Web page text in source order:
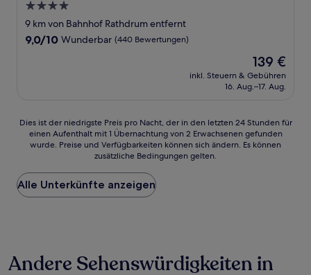
4.0-
Sterne-
Unterkunft
9 km von Bahnhof Rathdrum entfernt
9.0
9,0/10 Wunderbar (440 Bewertungen)
Der
Preis
beträgt
139 €
inkl. Steuern & Gebühren
16. Aug.–17. Aug.
Dies
der
Preis
pro
Nacht,
24 Stunden
für
Dies ist der niedrigste Preis pro Nacht, der in den letzten 24 Stunden für
einen Aufenthalt mit 1 Übernachtung von 2 Erwachsenen gefunden
wurde. Preise und Verfügbarkeiten können sich ändern. Es können
zusätzliche Bedingungen gelten.
Alle Unterkünfte anzeigen
Andere Sehenswürdigkeiten in